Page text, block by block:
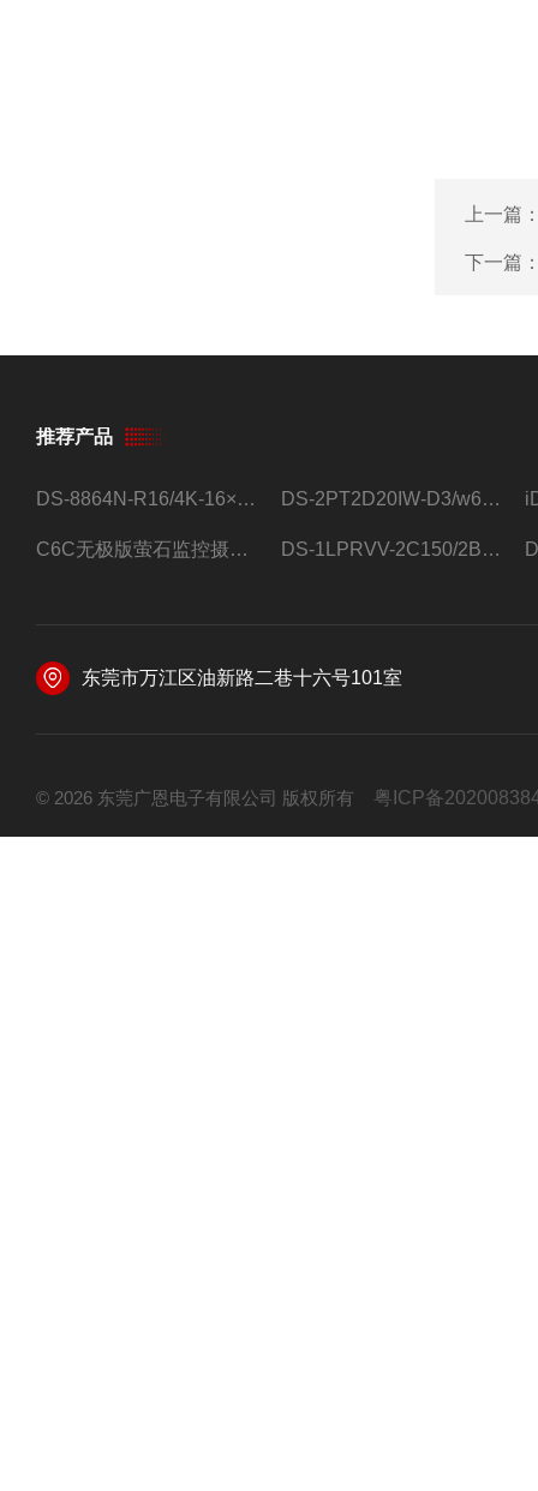
上一篇
下一篇
推荐产品
DS-8864N-R16/4K-16×4T/希捷16盘位录像机 DS-2PT2D20IW-D3/w64路高清硬盘录像机
C6C无极版萤石监控摄像头 DS-1LPRVV-2C150/2B监控室外夜视高清电源线护套线200米/卷
东莞市万江区油新路二巷十六号101室
© 2026 东莞广恩电子有限公司 版权所有 粤ICP备